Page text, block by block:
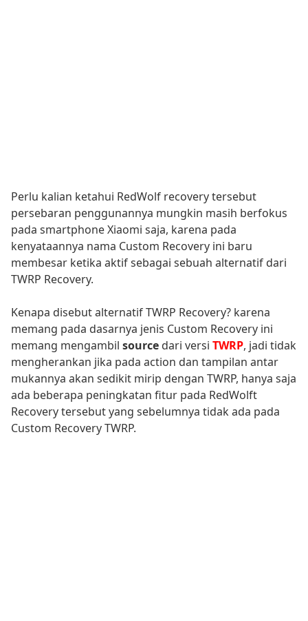
Perlu kalian ketahui RedWolf recovery tersebut
persebaran penggunannya mungkin masih berfokus
pada smartphone Xiaomi saja, karena pada
kenyataannya nama Custom Recovery ini baru
membesar ketika aktif sebagai sebuah alternatif dari
TWRP Recovery.
Kenapa disebut alternatif TWRP Recovery? karena
memang pada dasarnya jenis Custom Recovery ini
memang mengambil source dari versi TWRP, jadi tidak
mengherankan jika pada action dan tampilan antar
mukannya akan sedikit mirip dengan TWRP, hanya saja
ada beberapa peningkatan fitur pada RedWolft
Recovery tersebut yang sebelumnya tidak ada pada
Custom Recovery TWRP.